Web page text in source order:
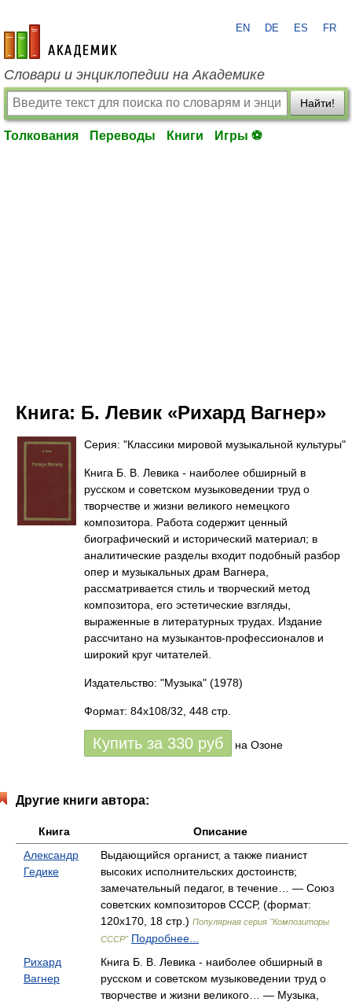
academic.ru
EN DE ES FR
Словари и энциклопедии на Академике
Найти!
Толкования Переводы Книги Игры ⚽
Книга: Б. Левик «Рихард Вагнер»
Серия: "Классики мировой музыкальной культуры"
Книга Б. В. Левика - наиболее обширный в
русском и советском музыковедении труд о
творчестве и жизни великого немецкого
композитора. Работа содержит ценный
биографический и исторический материал; в
аналитические разделы входит подобный разбор
опер и музыкальных драм Вагнера,
рассматривается стиль и творческий метод
композитора, его эстетические взгляды,
выраженные в литературных трудах. Издание
рассчитано на музыкантов-профессионалов и
широкий круг читателей.
Издательство: "Музыка" (1978)
Формат: 84x108/32, 448 стр.
Купить за 330 руб на Озоне
Другие книги автора:
Книга
Описание
Александр
Гедике
Выдающийся органист, а также пианист
высоких исполнительских достоинств;
замечательный педагог, в течение… — Союз
советских композиторов СССР, (формат:
120x170, 18 стр.) Популярная серия "Композиторы
СССР" Подробнее...
Рихард
Вагнер
Книга Б. В. Левика - наиболее обширный в
русском и советском музыковедении труд о
творчестве и жизни великого… — Музыка,